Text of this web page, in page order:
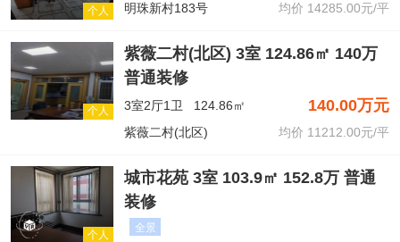
个人 明珠新村183号 均价 14285.00元/平
个人
紫薇二村(北区) 3室 124.86㎡ 140万
普通装修
3室2厅1卫 124.86㎡ 140.00万元
紫薇二村(北区) 均价 11212.00元/平
个人
城市花苑 3室 103.9㎡ 152.8万 普通
装修
全景